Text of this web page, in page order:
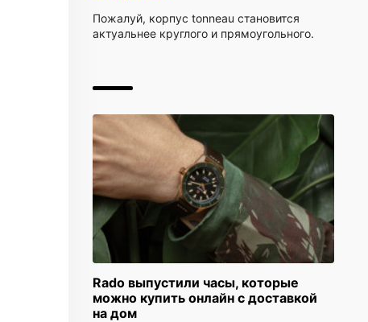
Пожалуй, корпус tonneau становится
актуальнее круглого и прямоугольного.
Rado выпустили часы, которые
можно купить онлайн с доставкой
на дом